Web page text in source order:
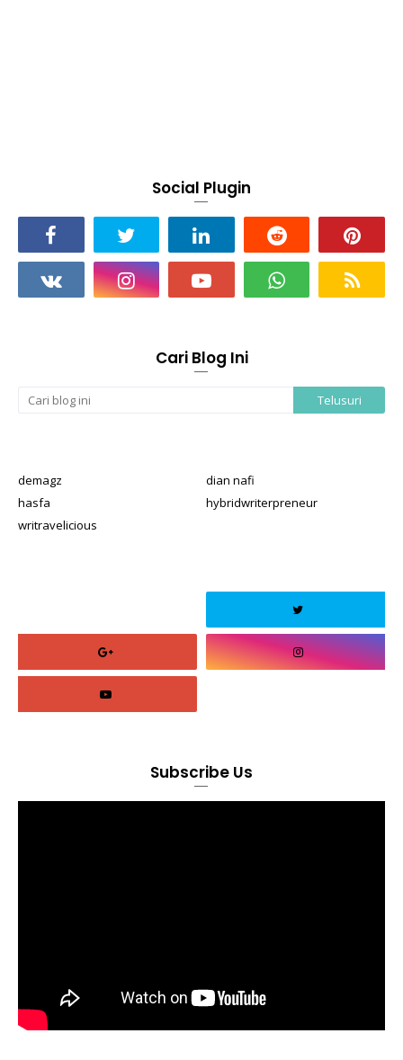
Social Plugin
Cari Blog Ini
demagz
dian nafi
hasfa
hybridwriterpreneur
writravelicious
Subscribe Us